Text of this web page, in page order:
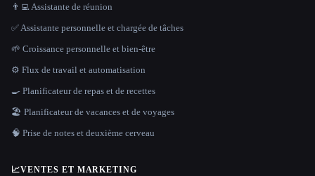
👨‍💻 Assistante de réunion
✅ Assistante personnelle et chargée de tâches
🌱 Croissance personnelle et bien-être
⚙️ Flux de travail et automatisation
🍳 Planificateur de repas et de recettes
🏖 Planificateur de vacances et de voyages
🧠 Prise de notes et deuxième cerveau
📈VENTES ET MARKETING